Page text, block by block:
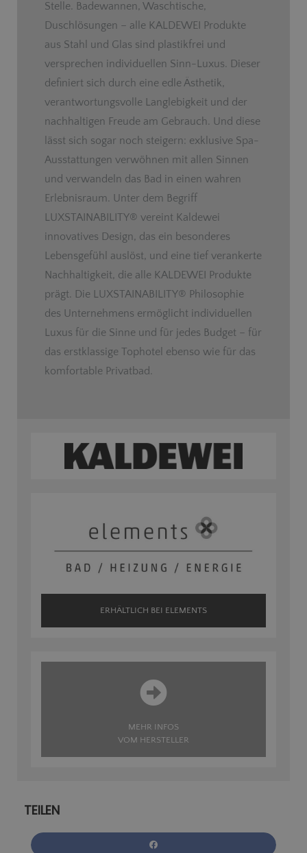
Stelle. Badewannen, Waschtische,
Duschlösungen – alle KALDEWEI Produkte
aus Stahl und Glas sind plastikfrei und
versprechen individuellen Sinn-Luxus. Dieser
definiert sich durch eine edle Ästhetik,
verantwortungsvolle Langlebigkeit und der
nachhaltigen Freude am Gebrauch. Und diese
lässt sich sogar noch steigern: exklusive Spa-
Ausstattungen verwöhnen mit allen Sinnen
und verwandeln das Bad in einen wahren
Erlebnisraum. Unter dem Begriff
LUXSTAINABILITY® vereint Kaldewei
innovatives Design, das ein besonderes
Lebensgefühl auslöst, und eine tief verankerte
Nachhaltigkeit, die alle KALDEWEI Produkte
prägt. Die LUXSTAINABILITY® Philosophie
des Unternehmens ermöglicht individuellen
Luxus für die Sinne und für jedes Budget – für
das erstklassige Tophotel ebenso wie für das
komfortable Privatbad.
ERHÄLTLICH BEI ELEMENTS
MEHR INFOS
VOM HERSTELLER
TEILEN